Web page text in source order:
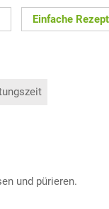
Einfache
und pürieren.